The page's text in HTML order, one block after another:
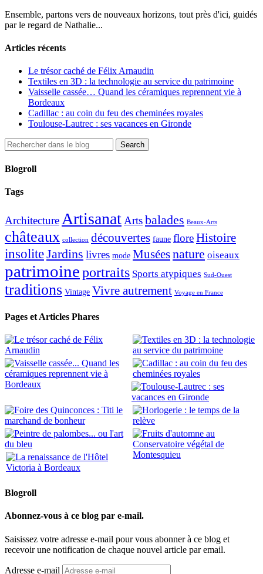
Ensemble, partons vers de nouveaux horizons, tout près d'ici, guidés
par le regard de Nathalie...
Articles récents
Le trésor caché de Félix Arnaudin
Textiles en 3D : la technologie au service du patrimoine
Vaisselle cassée… Quand les céramiques reprennent vie à
Bordeaux
Cadillac : au coin du feu des cheminées royales
Toulouse-Lautrec : ses vacances en Gironde
Blogroll
Tags
ArchitectureArtisanatArtsbalades Beaux-Arts
châteaux collection découvertes faune floreHistoire
insoliteJardins livres mode Muséesnature oiseaux
patrimoineportraits Sports atypiques Sud-Ouest
traditions Vintage Vivre autrement Voyage en France
Pages et Articles Phares
Blogroll
Abonnez-vous à ce blog par e-mail.
Saisissez votre adresse e-mail pour vous abonner à ce blog et
recevoir une notification de chaque nouvel article par email.
Adresse e-mail